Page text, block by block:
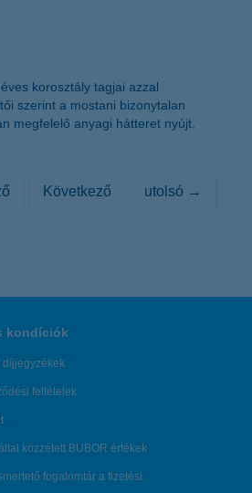
korosztály tagjai azzal
szerint a mostani bizonytalan
megfelelő anyagi hátteret nyújt.
Következő utolsó →
kondíciók
díjjegyzékek
feltételek
közzétett BUBOR értékek
fogalomtár a fizetési